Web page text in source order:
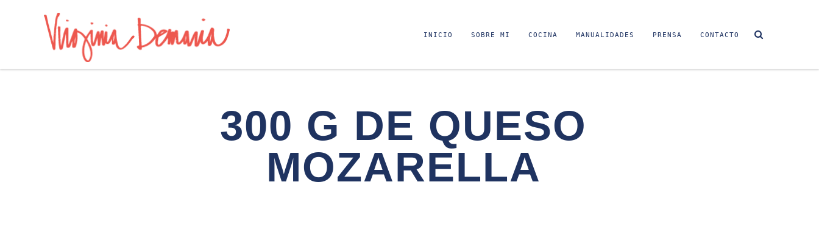
INICIO SOBRE MI COCINA MANUALIDADES PRENSA CONTACTO
300 G DE QUESO
MOZARELLA